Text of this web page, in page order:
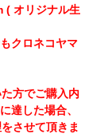
( オリジナル生
クロネコヤマ
方でご購入内
達した場合、
させて頂きま